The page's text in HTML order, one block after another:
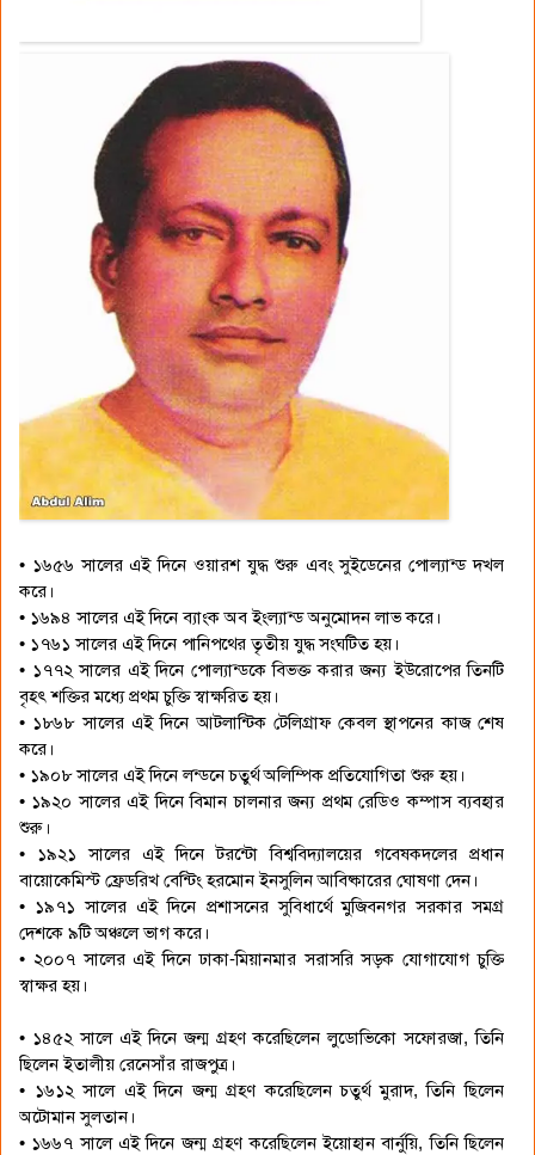
• ১৬৫৬ সালের এই দিনে ওয়ারশ যুদ্ধ শুরু এবং সুইডেনের পোল্যান্ড দখল
করে।
• ১৬৯৪ সালের এই দিনে ব্যাংক অব ইংল্যান্ড অনুমোদন লাভ করে।
• ১৭৬১ সালের এই দিনে পানিপথের তৃতীয় যুদ্ধ সংঘটিত হয়।
• ১৭৭২ সালের এই দিনে পোল্যান্ডকে বিভক্ত করার জন্য ইউরোপের তিনটি
বৃহৎ শক্তির মধ্যে প্রথম চুক্তি স্বাক্ষরিত হয়।
• ১৮৬৮ সালের এই দিনে আটলান্টিক টেলিগ্রাফ কেবল স্থাপনের কাজ শেষ
করে।
• ১৯০৮ সালের এই দিনে লন্ডনে চতুর্থ অলিম্পিক প্রতিযোগিতা শুরু হয়।
• ১৯২০ সালের এই দিনে বিমান চালনার জন্য প্রথম রেডিও কম্পাস ব্যবহার
শুরু।
• ১৯২১ সালের এই দিনে টরন্টো বিশ্ববিদ্যালয়ের গবেষকদলের প্রধান
বায়োকেমিস্ট ফ্রেডরিখ বেন্টিং হরমোন ইনসুলিন আবিষ্কারের ঘোষণা দেন।
• ১৯৭১ সালের এই দিনে প্রশাসনের সুবিধার্থে মুজিবনগর সরকার সমগ্র
দেশকে ৯টি অঞ্চলে ভাগ করে।
• ২০০৭ সালের এই দিনে ঢাকা-মিয়ানমার সরাসরি সড়ক যোগাযোগ চুক্তি
স্বাক্ষর হয়।
• ১৪৫২ সালে এই দিনে জন্ম গ্রহণ করেছিলেন লুডোভিকো সফোরজা, তিনি
ছিলেন ইতালীয় রেনেসাঁর রাজপুত্র।
• ১৬১২ সালে এই দিনে জন্ম গ্রহণ করেছিলেন চতুর্থ মুরাদ, তিনি ছিলেন
অটোমান সুলতান।
• ১৬৬৭ সালে এই দিনে জন্ম গ্রহণ করেছিলেন ইয়োহান বার্নুয়ি, তিনি ছিলেন